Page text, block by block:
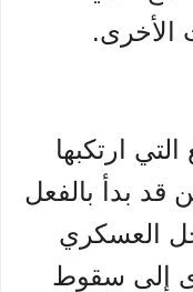
الأخرى.
ارتكبها
قد بدأ بالفعل
العسكري
إلى سقوط